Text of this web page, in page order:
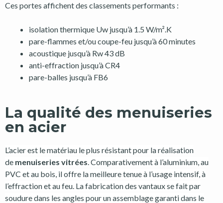
Ces portes affichent des classements performants :
isolation thermique Uw jusqu’à 1.5 W/m².K
pare-flammes et/ou coupe-feu jusqu’à 60 minutes
acoustique jusqu’à Rw 43 dB
anti-effraction jusqu’à CR4
pare-balles jusqu’à FB6
La qualité des menuiseries
en acier
L’acier est le matériau le plus résistant pour la réalisation
de menuiseries vitrées. Comparativement à l’aluminium, au
PVC et au bois, il offre la meilleure tenue à l’usage intensif, à
l’effraction et au feu. La fabrication des vantaux se fait par
soudure dans les angles pour un assemblage garanti dans le